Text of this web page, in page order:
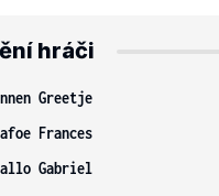
hráči
Greetje
Frances
Gabriel